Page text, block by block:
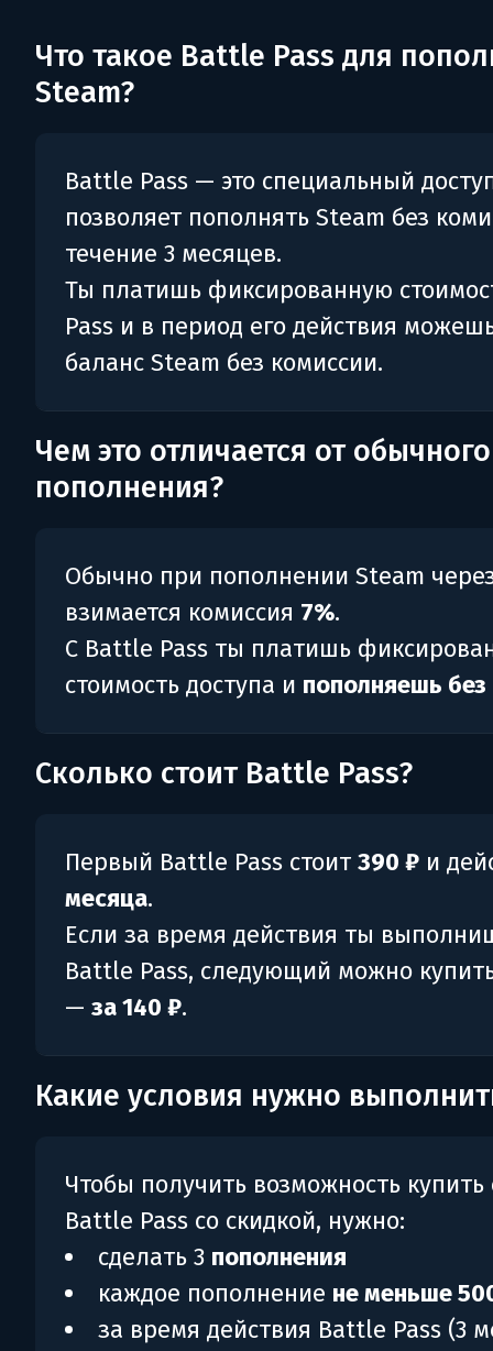
Что такое Battle Pass для
Steam?
Battle Pass — это специальный
позволяет пополнять Steam без
течение 3 месяцев.
Ты платишь фиксированную
Pass и в период его действия
баланс Steam без комиссии.
Чем это отличается от обычного
пополнения?
Обычно при пополнении Steam
взимается комиссия 7%.
С Battle Pass ты платишь
стоимость доступа и пополняешь
Сколько стоит Battle Pass?
Первый Battle Pass стоит 390 ₽ и
месяца.
Если за время действия ты
Battle Pass, следующий можно
— за 140 ₽.
Какие условия нужно
Чтобы получить возможность
Battle Pass со скидкой, нужно:
сделать 3 пополнения
каждое пополнение не меньше
за время действия Battle Pass (3